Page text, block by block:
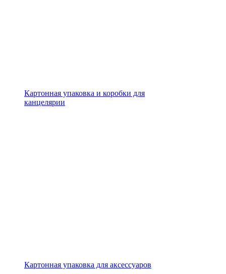
Картонная упаковка и коробки для
канцелярии
Картонная упаковка для аксессуаров